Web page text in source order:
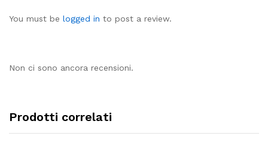
You must be logged in to post a review.
Non ci sono ancora recensioni.
Prodotti correlati